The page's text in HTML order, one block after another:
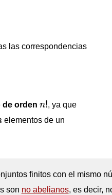
las correspondencias
de ordenn!!, ya que
elementos de un
finitos con el mismo
son no abelianos, es decir,